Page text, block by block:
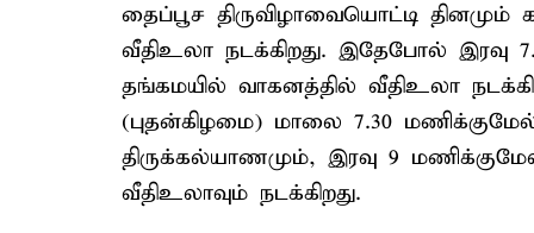
தைப்பூச திருவிழாவையொட்டி தினமும்
வீதிஉலா நடக்கிறது. இதேபோல் இரவு
தங்கமயில் வாகனத்தில் வீதிஉலா
(புதன்கிழமை) மாலை 7.30
திருக்கல்யாணமும், இரவு 9
வீதிஉலாவும் நடக்கிறது.